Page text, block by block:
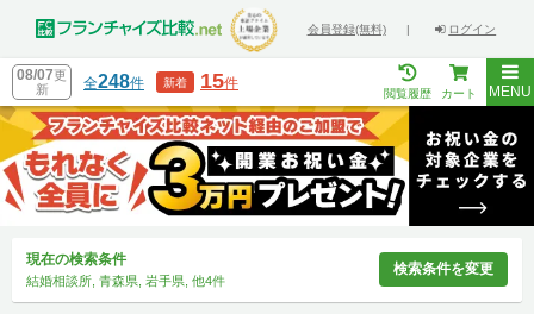
会員登録(無料) | ログイン
08/07更
新
全248件 新着 15件
閲覧履歴 カート MENU
現在の検索条件
結婚相談所, 青森県, 岩手県, 他4件
検索条件を変更